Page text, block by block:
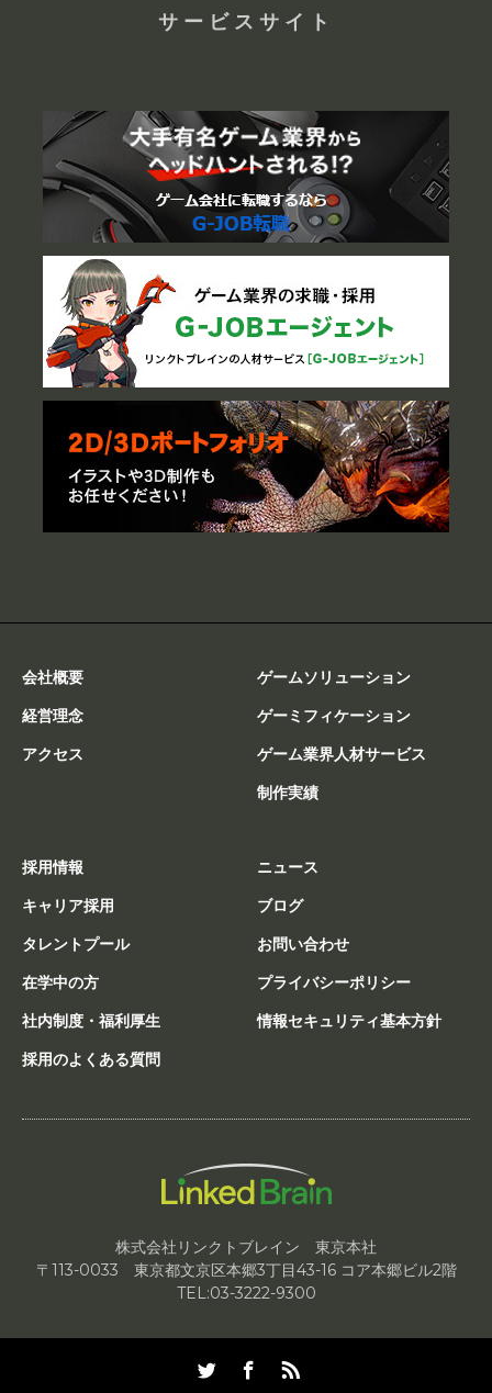
サービスサイト
会社概要
経営理念
アクセス
ゲームソリューション
ゲーミフィケーション
ゲーム業界人材サービス
制作実績
採用情報
キャリア採用
タレントプール
在学中の方
社内制度・福利厚生
採用のよくある質問
ニュース
ブログ
お問い合わせ
プライバシーポリシー
情報セキュリティ基本方針
株式会社リンクトブレイン 東京本社
〒113-0033 東京都文京区本郷3丁目43-16 コア本郷ビル2階
TEL:03-3222-9300